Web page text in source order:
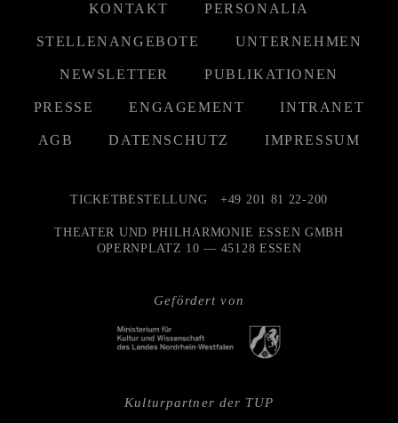
KONTAKT PERSONALIA
STELLENANGEBOTE UNTERNEHMEN
NEWSLETTER PUBLIKATIONEN
PRESSE ENGAGEMENT INTRANET
AGB DATENSCHUTZ IMPRESSUM
Gefördert von
TICKETBESTELLUNG +49 201 81 22-200
THEATER UND PHILHARMONIE ESSEN GMBH
OPERNPLATZ 10 — 45128 ESSEN
Kulturpartner der TUP